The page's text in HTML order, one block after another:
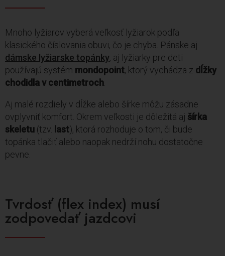
Mnoho lyžiarov vyberá veľkosť lyžiarok podľa
klasického číslovania obuvi, čo je chyba. Pánske aj
dámske lyžiarske topánky, aj lyžiarky pre deti
používajú systém mondopoint, ktorý vychádza z dĺžky
chodidla v centimetroch.
Aj malé rozdiely v dĺžke alebo šírke môžu zásadne
ovplyvniť komfort. Okrem veľkosti je dôležitá aj šírka
skeletu (tzv. last), ktorá rozhoduje o tom, či bude
topánka tlačiť alebo naopak nedrží nohu dostatočne
pevne.
Tvrdosť (flex index) musí
zodpovedať jazdcovi